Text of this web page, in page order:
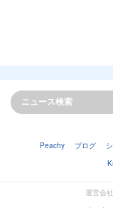
Peachy ブログ
運営会社